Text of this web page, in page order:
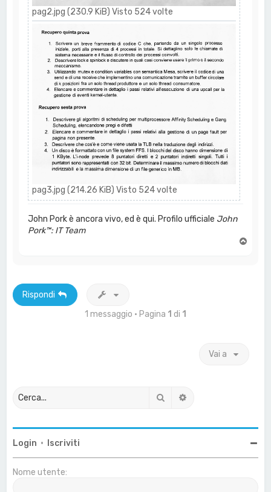
pag2.jpg (230.9 KiB) Visto 524 volte
pag3.jpg (214.26 KiB) Visto 524 volte
John Pork è ancora vivo, ed è qui. Profilo ufficiale John
Pork™: IT Team
Rispondi
1 messaggio • Pagina 1 di 1
Vai a
Cerca
Login • Iscriviti
Nome utente: